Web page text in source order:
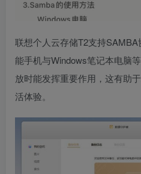
联想个人云存储T2支持
能手机与Windows笔记本电脑
放时能发挥重要作用，这有助
活体验。